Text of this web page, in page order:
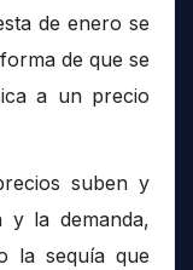
de enero se
de que se
a un precio
suben y
y la demanda,
la sequía que